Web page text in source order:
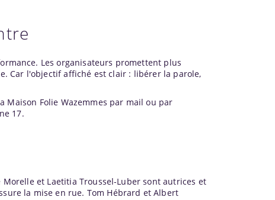
Les organisateurs promettent plus
Car l'objectif affiché est clair : libérer la parole,
Folie Wazemmes par mail ou par
17.
et Laetitia Troussel-Luber sont autrices et
la mise en rue. Tom Hébrard et Albert